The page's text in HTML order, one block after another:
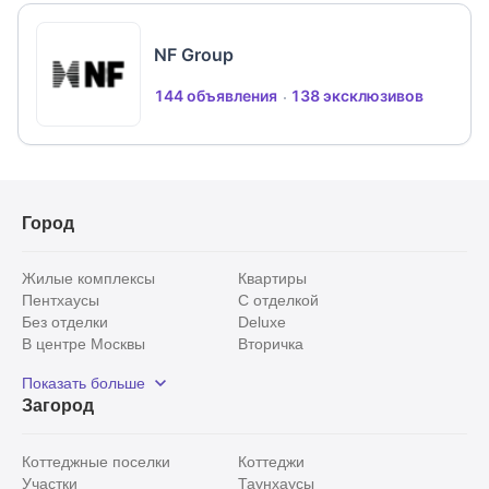
дом, Ашан, СНЕЖ.COM. Поселок находится под
круглосуточной охраной.
NF Group
144 объявления 138 эксклюзивов
Город
Жилые комплексы
Квартиры
Пентхаусы
С отделкой
Без отделки
Deluxe
В центре Москвы
Вторичка
Рядом с парком
С панорамными окнами
Показать больше
Загород
Коттеджные поселки
Коттеджи
Участки
Таунхаусы